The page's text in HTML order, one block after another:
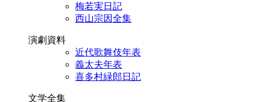
梅若実日記
西山宗因全集
演劇資料
近代歌舞伎年表
義太夫年表
喜多村緑郎日記
文学全集